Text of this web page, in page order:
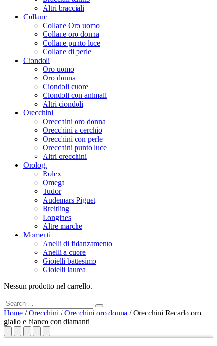
Altri bracciali
Collane
Collane Oro uomo
Collane oro donna
Collane punto luce
Collane di perle
Ciondoli
Oro uomo
Oro donna
Ciondoli cuore
Ciondoli con animali
Altri ciondoli
Orecchini
Orecchini oro donna
Orecchini a cerchio
Orecchini con perle
Orecchini punto luce
Altri orecchini
Orologi
Rolex
Omega
Tudor
Audemars Piguet
Breitling
Longines
Altre marche
Momenti
Anelli di fidanzamento
Anelli a cuore
Gioielli battesimo
Gioielli laurea
Nessun prodotto nel carrello.
Search
for:
Search
Home /Orecchini /Orecchini oro donna / Orecchini Recarlo oro
giallo e bianco con diamanti